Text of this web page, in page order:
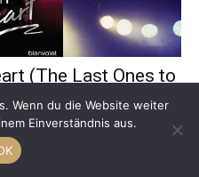
(The Last Ones to
Jamie Shaw
Wenn du die Website weiter
Einverständnis aus.